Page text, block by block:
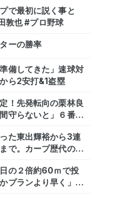
で最初に説く事と
敦也 #プロ野球
ーの勝率
備してきた」速球対
ら2安打&1盗塁
！先発転向の栗林良
守らないと」６番手
た東出輝裕から3連
で。カープ歴代のシ
日の２倍約60ｍで投
プランより早く」自